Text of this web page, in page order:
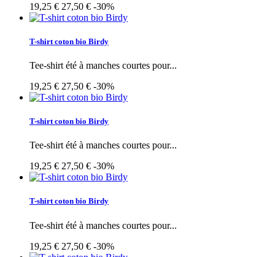
19,25 € 27,50 € -30%
T-shirt coton bio Birdy
Tee-shirt été à manches courtes pour...
19,25 € 27,50 € -30%
T-shirt coton bio Birdy
Tee-shirt été à manches courtes pour...
19,25 € 27,50 € -30%
T-shirt coton bio Birdy
Tee-shirt été à manches courtes pour...
19,25 € 27,50 € -30%